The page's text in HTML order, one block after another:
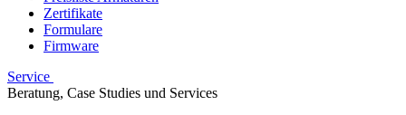
Zertifikate
Formulare
Firmware
Service
Beratung, Case Studies und Services